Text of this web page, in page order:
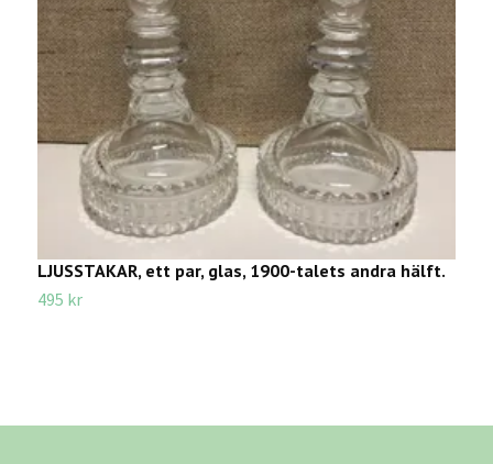
LJUSSTAKAR, ett par, glas, 1900-talets andra hälft.
495 kr